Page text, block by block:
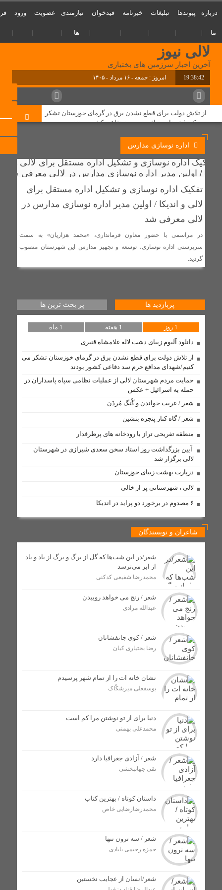
درباره
ما
پیوندها تبلیغات خبرنامه فیدخوان نیازمندی
ها
عضویت ورود
لالی نیوز
آخرین اخبار سرزمین های بختیاری
19:38:42 امروز : جمعه - ۱۶ مرداد - ۱۴۰۵
از تلاش دولت برای قطع نشدن برق در گرمای خوزستان تشکر
می کنیم/شهدای مدافع حرم سد دفاعی کشور بودند
یک مرکز غیرمجاز مداخله‌گر در امور پزشکی در شهرستان لالی
پلمپ شد
واقعه دلخراش دو میرصیاد زبردست بختیاری
‌طلوع عدالت آموزشی در لالی: گامی تاریخی برای آینده دختران
عشایر
تنگه هرمز یک امتیاز راهبردی برای ایران است / اربعین
روابط سرد نماینده و فرماندار لالی؛ (استوری) جنجالی رضا
بهسازی شبکه در روستای لالی با نصب تیربرق های جدید و
در شهر» لالی
مذاکره با آمریکا «کار بیهوده» و «اشتباه» است/ راه نجات
مسئولان لالی و حکایت پل کابلی
وقتی نفس‌های بلوط به یاری مردم نیازدارد
موازی‌کاری در دستگاه‌های فرهنگی
تابستانی داغ با مدیریتی سرد
فیزیکدانان و حل بزرگ‌ترین معمای کیهان
دستگیری فروشنده عمده شیشه در لالی؛ کشف بیش از ۷۵۰
گرم مواد صنعتی
مذاکره برای غرب یک تاکتیک است، نه هدف / تشییع باشکوه
شهدای اقتدار، نمایش عزت جمهوری اسلامی بود
تومان در لالی آغاز شد
تکمیل طرح آبرسانی روستای گچ‌کرسا شهرستان لالی در انتظار
تأمین ترانس برق
مراسم اهدای اسناد مالکیت منازل مسکونی شهروندان لالی
برگزار شد
پایان دهه‌ها معضل مالکیت منازل مسکونی؛ گام بزرگ برای
سنددار شدن مردم لالی
رضا داوودی به عنوان مدیر جدید شرکت توزیع برق در
شهرستان لالی منصوب شد /اعتراض فرماندار به انتصاب بدون
هماهنگی
رهاسازی ۱۹۰ هزار قطعه بچه ماهی بومی در حوزه آبگیر
شهرستان لالی + تصاویر
انتصاب فرمانده جدید نیروی انتظامی شهرستان لالی /
عبدالرضا مردانی جانشین اسکندر بزرگمهری شد + تصاویر
آتش سوزی در مزارع شهرستان لالی؛ هیچ دستگاه اداری پای
اداره نوسازی مدارس
تفکیک اداره نوسازی و تشکیل اداره مستقل برای
لالی و اندیکا / اولین مدیر اداره نوسازی مدارس در
لالی معرفی شد
در مراسمی با حضور معاون فرمانداری، «محمد هزاریان» به سمت
سرپرستی اداره نوسازی، توسعه و تجهیز مدارس این شهرستان منصوب
گردید.
پربازدید ها پر بحث ترین ها
1 روز 1 هفته
1 ماه
دانلود آلبوم زیبای دشت لاله غلامشاه قنبری
از تلاش دولت برای قطع نشدن برق در گرمای خوزستان تشکر می
کنیم/شهدای مدافع حرم سد دفاعی کشور بودند
حمایت مردم شهرستان لالی از عملیات نظامی سپاه پاسداران در
حمله به اسرائیل + عکس
شعر / غریب خواندن و گُنگ مُردَن
شعر / گاه کنار پنجره بنشین
منطقه تفریحی تراز با رودخانه های پرطرفدار
​ آیین بزرگداشت روز استاد سخن سعدی شیرازی در شهرستان
لالی برگزار شد
دزپارت بهشت زیبای خوزستان
لالی ، شهرستانی پر از خالی
۶ مصدوم در برخورد دو پراید در اندیکا
شاعران و نویسندگان
شعر/در این شب‌ها که گل از برگ و برگ از باد و باد
از ابر می‌ترسد
محمدرضا شفیعی کدکنی
شعر / رنج می خواهد روییدن
عبدالله مرادی
شعر / کوی جانفشانان
رضا بختیاری کیان
نشان خانه ات را از تمام شهر پرسیدم
یوسفعلی میرشکّاک
دنیا برای از تو نوشتن مرا کم است
محمدعلی بهمنی
شعر / آزادی جغرافیا دارد
تقی جهانبخشی
داستان کوتاه / بهترین کتاب
محمدرضارضایی خاص
شعر / سه ترون تنها
حمزه رحیمی بابادی
شعر/انسان از عجایب نخستین